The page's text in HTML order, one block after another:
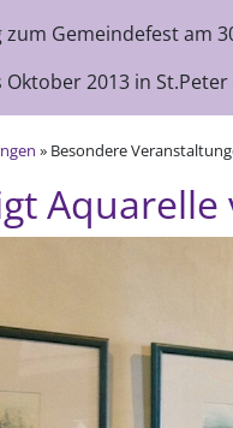
Gemeindefest am
Oktober 2013 in
» Besondere